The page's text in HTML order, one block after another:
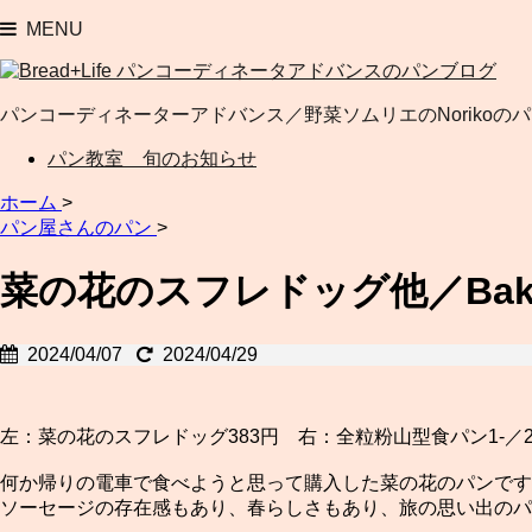
MENU
パンコーディネーターアドバンス／野菜ソムリエのNorikoの
パン教室 旬のお知らせ
ホーム >
パン屋さんのパン >
菜の花のスフレドッグ他／
2024/04/07 2024/04/29
左：菜の花のスフレドッグ383円 右：全粒粉山型食パン1-／
何か帰りの電車で食べようと思って購入した菜の花のパンで
ソーセージの存在感もあり、春らしさもあり、旅の思い出の